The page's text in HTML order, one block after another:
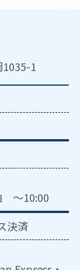
1
～10:00
決済